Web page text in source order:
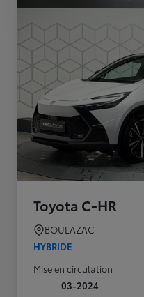
Toyota C-HR
BOULAZAC
HYBRIDE
Mise en circulation
03-2024